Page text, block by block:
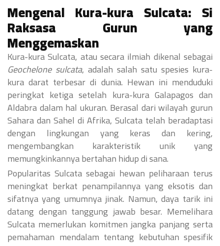
Mengenal Kura-kura Sulcata: Si
Raksasa Gurun yang
Menggemaskan
Kura-kura Sulcata, atau secara ilmiah dikenal sebagai
Geochelone sulcata, adalah salah satu spesies kura-
kura darat terbesar di dunia. Hewan ini menduduki
peringkat ketiga setelah kura-kura Galapagos dan
Aldabra dalam hal ukuran. Berasal dari wilayah gurun
Sahara dan Sahel di Afrika, Sulcata telah beradaptasi
dengan lingkungan yang keras dan kering,
mengembangkan karakteristik unik yang
memungkinkannya bertahan hidup di sana.
Popularitas Sulcata sebagai hewan peliharaan terus
meningkat berkat penampilannya yang eksotis dan
sifatnya yang umumnya jinak. Namun, daya tarik ini
datang dengan tanggung jawab besar. Memelihara
Sulcata memerlukan komitmen jangka panjang serta
pemahaman mendalam tentang kebutuhan spesifik